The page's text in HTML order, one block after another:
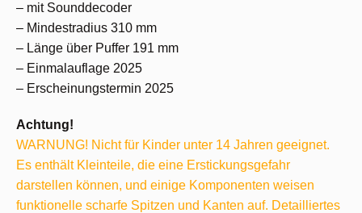
– mit Sounddecoder
– Mindestradius 310 mm
– Länge über Puffer 191 mm
– Einmalauflage 2025
– Erscheinungstermin 2025
Achtung!
WARNUNG! Nicht für Kinder unter 14 Jahren geeignet.
Es enthält Kleinteile, die eine Erstickungsgefahr
darstellen können, und einige Komponenten weisen
funktionelle scharfe Spitzen und Kanten auf. Detailliertes